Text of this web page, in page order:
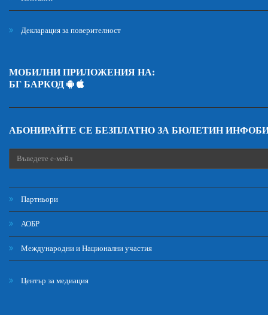
Декларация за поверителност
МОБИЛНИ ПРИЛОЖЕНИЯ НА:
БГ БАРКОД
АБОНИРАЙТЕ СЕ БЕЗПЛАТНО ЗА БЮЛЕТИН
Партньори
АОБР
Международни и Национални участия
Център за медиация